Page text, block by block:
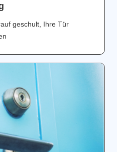
geschult, Ihre Tür